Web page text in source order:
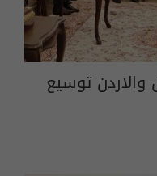
توسيع